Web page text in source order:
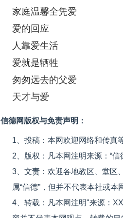
家庭温馨全凭爱
爱的回应
人靠爱生活
爱就是牺牲
匆匆远去的父爱
天才与爱
信德网版权与免责声明：
1、投稿：本网欢迎网络和传真
2、版权：凡本网注明来源：“信
3、文责：欢迎各地教区、堂区
属“信德”，但并不代表本社或
4、转载：凡本网注明"来源：